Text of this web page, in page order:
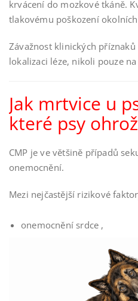
krvácení do mozkové tkáně.
tlakovému poškození
Závažnost klinických
lokalizaci léze, nikoli pouze
Jak mrtvice u
které psy
CMP je ve většině případů
onemocnění.
Mezi nejčastější rizikové
onemocnění srdce ,